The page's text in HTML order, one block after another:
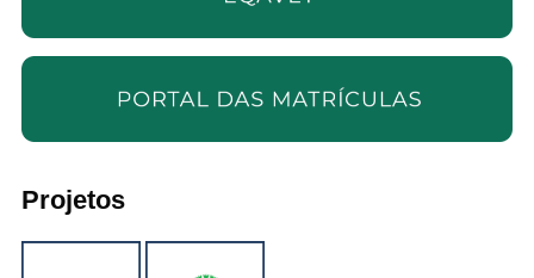
Projetos